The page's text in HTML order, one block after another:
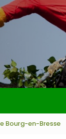
Bourg-en-Bresse